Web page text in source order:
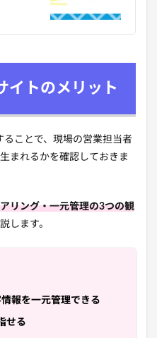
イトのメリット
ることで、現場の営業担当者
まれるかを確認しておきま
リング・一元管理の3つの観
します。
報を一元管理できる
せる